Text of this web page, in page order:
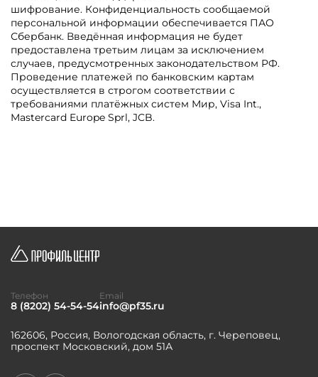
шифрование. Конфиденциальность сообщаемой
персональной информации обеспечивается ПАО
Сбербанк. Введённая информация не будет
предоставлена третьим лицам за исключением
случаев, предусмотренных законодательством РФ.
Проведение платежей по банковским картам
осуществляется в строгом соответствии с
требованиями платёжных систем Мир, Visa Int.,
Mastercard Europe Sprl, JCB.
162606, Россия, Вологодская область, г. Череповец,
проспект Московский, дом 51А
Телефон
8 (8202) 54-54-54
Email
info@pf35.ru